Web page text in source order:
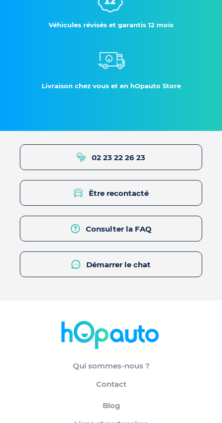
Véhicules révisés et garantis 12 mois
Livraison chez vous et en hOpauto Store
02 23 22 26 23
Être recontacté
Consulter la FAQ
Démarrer le chat
Qui sommes-nous ?
Contact
Blog